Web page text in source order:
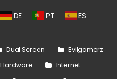
DE PT ES
Dual Screen
Evilgamerz
Hardware
Internet